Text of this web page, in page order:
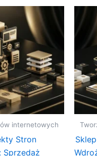
internetowych
Stron
Sprzedaż